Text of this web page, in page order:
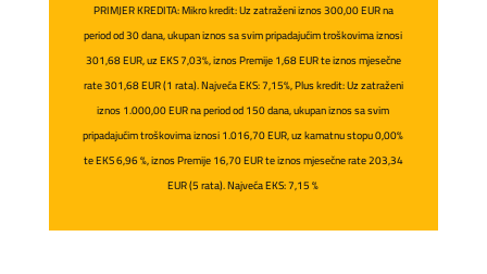
PRIMJER KREDITA: Mikro kredit: Uz zatraženi iznos 300,00 EUR na
period od 30 dana, ukupan iznos sa svim pripadajućim troškovima iznosi
301,68 EUR, uz EKS 7,03%, iznos Premije 1,68 EUR te iznos mjesečne
rate 301,68 EUR (1 rata). Najveća EKS: 7,15%, Plus kredit: Uz zatraženi
iznos 1.000,00 EUR na period od 150 dana, ukupan iznos sa svim
pripadajućim troškovima iznosi 1.016,70 EUR, uz kamatnu stopu 0,00%
te EKS 6,96 %, iznos Premije 16,70 EUR te iznos mjesečne rate 203,34
EUR (5 rata). Najveća EKS: 7,15 %